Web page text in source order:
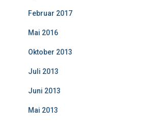
Februar 2017
Mai 2016
Oktober 2013
Juli 2013
Juni 2013
Mai 2013